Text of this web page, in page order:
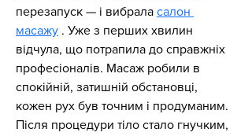
перезапуск — і вибрала салон
масажу . Уже з перших хвилин
відчула, що потрапила до справжніх
професіоналів. Масаж робили в
спокійній, затишній обстановці,
кожен рух був точним і продуманим.
Після процедури тіло стало гнучким,